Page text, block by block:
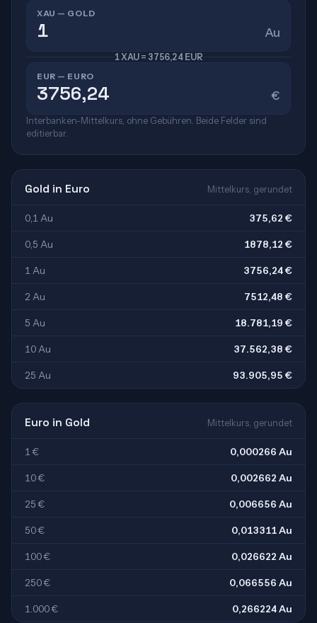
XAU — GOLD
Au
1 XAU = 3756,24 EUR
EUR — EURO
€
Interbanken-Mittelkurs, ohne Gebühren. Beide Felder sind
editierbar.
Gold in Euro Mittelkurs, gerundet
0,1 Au 375,62 €
0,5 Au 1878,12 €
1 Au 3756,24 €
2 Au 7512,48 €
5 Au 18.781,19 €
10 Au 37.562,38 €
25 Au 93.905,95 €
Euro in Gold Mittelkurs, gerundet
1 € 0,000266 Au
10 € 0,002662 Au
25 € 0,006656 Au
50 € 0,013311 Au
100 € 0,026622 Au
250 € 0,066556 Au
1.000 € 0,266224 Au